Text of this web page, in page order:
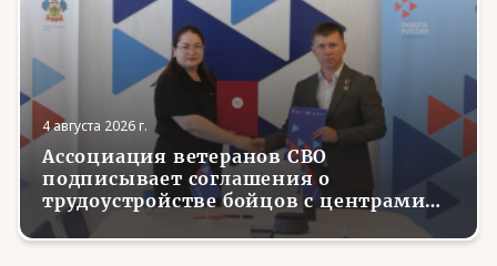
4 августа 2026 г.
Ассоциация ветеранов СВО
подписывает соглашения о
трудоустройстве бойцов с центрами
занятости в регионах России